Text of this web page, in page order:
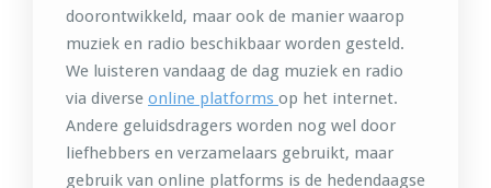
doorontwikkeld, maar ook de manier waarop
muziek en radio beschikbaar worden gesteld.
We luisteren vandaag de dag muziek en radio
via diverse online platforms op het internet.
Andere geluidsdragers worden nog wel door
liefhebbers en verzamelaars gebruikt, maar
gebruik van online platforms is de hedendaagse